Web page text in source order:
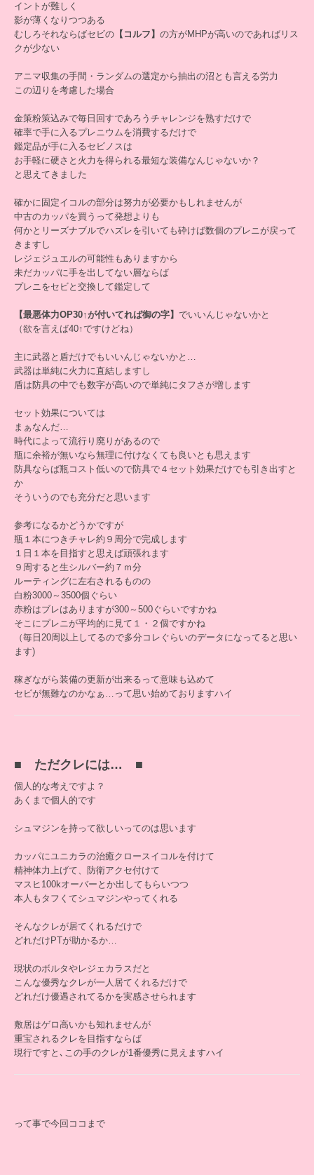
イントが難しく
影が薄くなりつつある
むしろそれならばセビの 【コルフ】 の方がMHPが高いのであればリス
クが少ない
アニマ収集の手間・ランダムの選定から抽出の沼とも言える労力
この辺りを考慮した場合
金策粉策込みで毎日回すであろうチャレンジを熟すだけで
確率で手に入るプレニウムを消費するだけで
鑑定品が手に入るセビノスは
お手軽に硬さと火力を得られる最短な装備なんじゃないか？
と思えてきました
確かに固定イコルの部分は努力が必要かもしれませんが
中古のカッパを買うって発想よりも
何かとリーズナブルでハズレを引いても砕けば数個のプレニが戻って
きますし
レジェジュエルの可能性もありますから
未だカッパに手を出してない層ならば
プレニをセビと交換して鑑定して
【最悪体力OP30↑が付いてれば御の字】 でいいんじゃないかと
（欲を言えば40↑ですけどね）
主に武器と盾だけでもいいんじゃないかと…
武器は単純に火力に直結しますし
盾は防具の中でも数字が高いので単純にタフさが増します
セット効果については
まぁなんだ…
時代によって流行り廃りがあるので
瓶に余裕が無いなら無理に付けなくても良いとも思えます
防具ならば瓶コスト低いので防具で４セット効果だけでも引き出すと
か
そういうのでも充分だと思います
参考になるかどうかですが
瓶１本につきチャレ約９周分で完成します
１日１本を目指すと思えば頑張れます
９周すると生シルバー約７ｍ分
ルーティングに左右されるものの
白粉3000～3500個ぐらい
赤粉はブレはありますが300～500ぐらいですかね
そこにプレニが平均的に見て１・２個ですかね
（毎日20周以上してるので多分コレぐらいのデータになってると思い
ます)
稼ぎながら装備の更新が出来るって意味も込めて
セビが無難なのかなぁ…って思い始めておりますハイ
■ ただクレには… ■
個人的な考えですよ？
あくまで個人的です
シュマジンを持って欲しいってのは思います
カッパにユニカラの治癒クロースイコルを付けて
精神体力上げて、防衛アクセ付けて
マスヒ100kオーバーとか出してもらいつつ
本人もタフくてシュマジンやってくれる
そんなクレが居てくれるだけで
どれだけPTが助かるか…
現状のボルタやレジェカラスだと
こんな優秀なクレが一人居てくれるだけで
どれだけ優遇されてるかを実感させられます
敷居はゲロ高いかも知れませんが
重宝されるクレを目指すならば
現行ですと､この手のクレが1番優秀に見えますハイ
って事で今回ココまで